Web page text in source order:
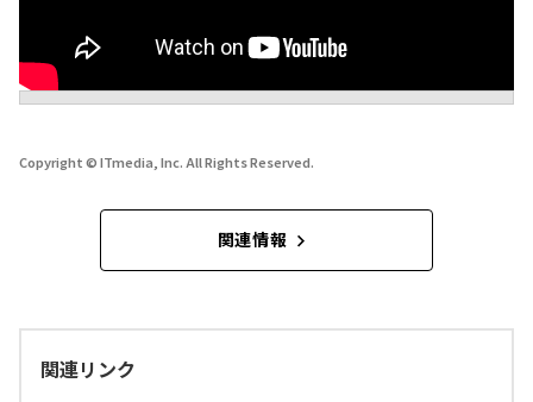
Copyright © ITmedia, Inc. All Rights Reserved.
関連情報
関連リンク